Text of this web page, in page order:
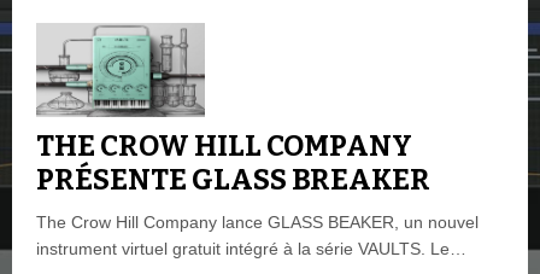
THE CROW HILL COMPANY
PRÉSENTE GLASS BREAKER
The Crow Hill Company lance GLASS BEAKER, un nouvel
instrument virtuel gratuit intégré à la série VAULTS. Le…